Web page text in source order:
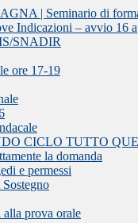
| Seminario di
Indicazioni – avvio 16
SNADIR
ore 17-19
CICLO TUTTO
la domanda
e permessi
prova orale